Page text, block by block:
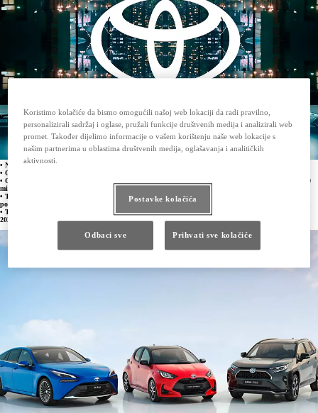
• Na globalnoj razini prodano 7,646 miliona vozila, samo 1,309 vozila manje
• Ostvaren globalni neto prihod od 27.214,50 milijardi jena (219,50 milijardi EUR),
• Ostvarena globalna neto dobit od 2.245,2 milijardi jena (18,1 milijardi EUR) u odnosu na 2.036,10
milijardi jena prihoda ostvarenog u prethodnom razdoblju
• Toyota Motor Corporation potvrđuje svoju posvećenost ugljičnoj neutralnosti do 2050. godine, s
posebnim naglaskom na multitehnološka rješenja za sve kupce, bez obzira na tržište, zemlju ili regiju
• Toyota Motor Europe potvrđuje pristup u odnosu na Europu i povećava prodajnu prognozu za
2025. godinu
Koristimo kolačiće da bismo omogućili našoj web lokaciji da radi pravilno,
personalizirali sadržaj i oglase, pružali funkcije društvenih medija i analizirali web
promet. Također dijelimo informacije o vašem korištenju naše web lokacije s
našim partnerima u oblastima društvenih medija, oglašavanja i analitičkih
aktivnosti.
Postavke kolačića
Odbaci sve Prihvati sve kolačiće